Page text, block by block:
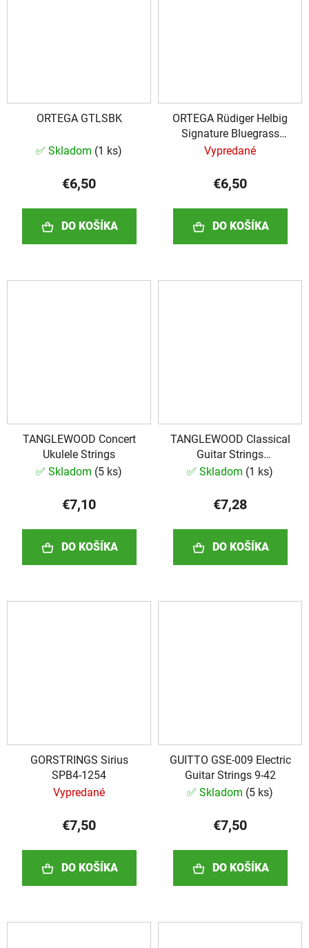
ORTEGA GTLSBK
✅ Skladom (1 ks)
€6,50
DO KOŠÍKA
ORTEGA Rüdiger Helbig
Signature Bluegrass
Banjo Strings - Medium
Vypredané
€6,50
DO KOŠÍKA
TANGLEWOOD Concert
Ukulele Strings
✅ Skladom (5 ks)
€7,10
DO KOŠÍKA
TANGLEWOOD Classical
Guitar Strings
(rozbalené)
✅ Skladom (1 ks)
€7,28
DO KOŠÍKA
GORSTRINGS Sirius
SPB4-1254
Vypredané
€7,50
DO KOŠÍKA
GUITTO GSE-009 Electric
Guitar Strings 9-42
✅ Skladom (5 ks)
€7,50
DO KOŠÍKA